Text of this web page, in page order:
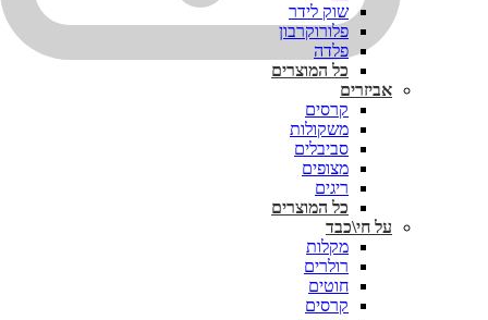
שוק לידר
פלורוקרבון
פלדה
כל המוצרים
אביזרים
קרסים
משקולות
סביבלים
מצופים
ריגים
כל המוצרים
על חי\כבד
מקלות
רולרים
חוטים
קרסים